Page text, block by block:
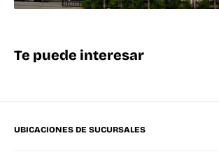
Te puede interesar
UBICACIONES DE SUCURSALES